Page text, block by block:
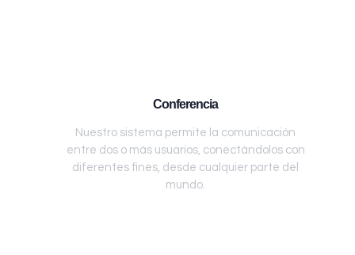
Conferencia
Nuestro sistema permite la comunicación
entre dos o más usuarios, conectándolos con
diferentes fines, desde cualquier parte del
mundo.